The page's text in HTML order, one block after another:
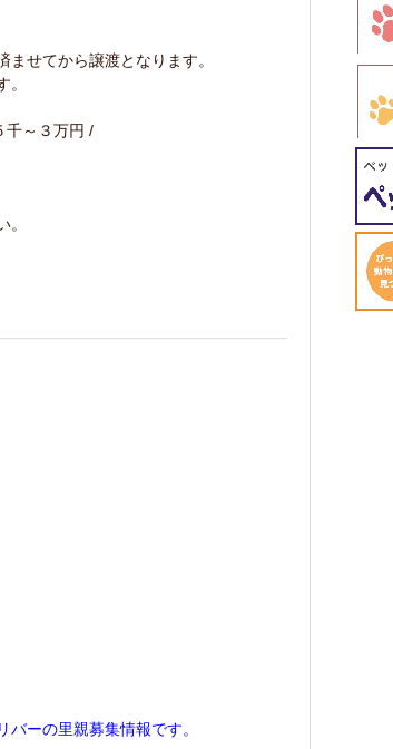
せてから譲渡となります。
千～３万円 /
ーの里親募集情報です。